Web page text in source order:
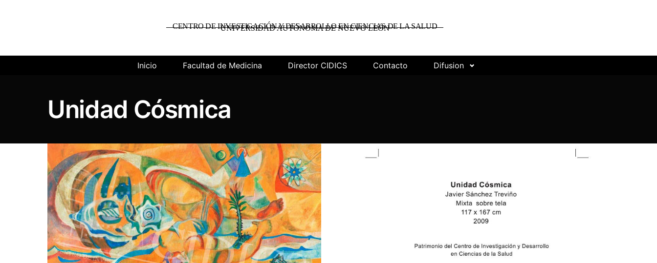
UNIVERSIDAD AUTÓNOMA DE NUEVO LEÓN
CENTRO DE INVESTIGACIÓN Y DESARROLLO EN CIENCIAS DE LA SALUD
Inicio Facultad de Medicina Director CIDICS Contacto Difusion
Unidad Cósmica